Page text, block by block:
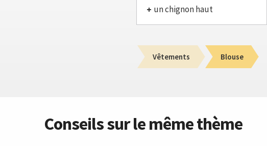
un chignon haut
Vêtements Blouse
Conseils sur le même thème